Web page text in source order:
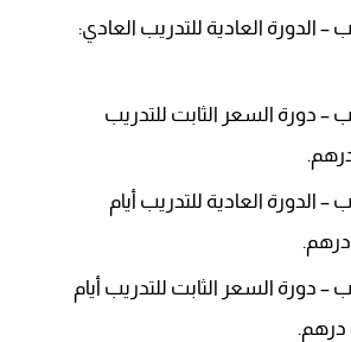
– الدورة العادية للتدريب العادي:
– دورة السعر الثابت للتدريب
– الدورة العادية للتدريب أيام
– دورة السعر الثابت للتدريب أيام